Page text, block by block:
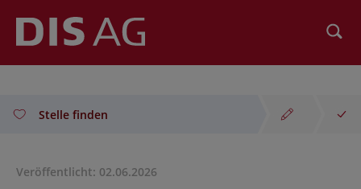
Stelle finden
Veröffentlicht: 02.06.2026